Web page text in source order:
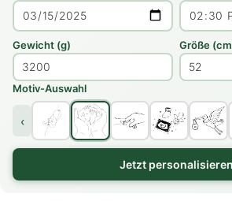
Gewicht (g) Größe
Motiv-Auswahl
‹
Jetzt personalisieren